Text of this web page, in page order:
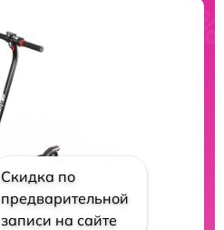
Скидка по
предварительной
записи на сайте